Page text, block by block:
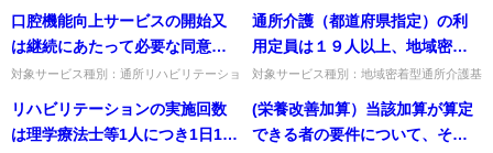
おそれのある者」が挙げられて
いるが、具体例としてはどのよ
うな者が対象となるか。
（通所サービス）」質問口腔機能向上加算
を算定できる利用者として、...
び介護予防小規模多機能型居宅
介護について、計画作成担当者
や介護支援専門員が必要な研修
を修了していない場合や介護支
援専門員を配置していない場合
の減算（所定単位数の100分の
数の100分の70）関係」質問認知症対応型
共同生活介護、介護予防...
口腔機能向上サービスの開始又
は継続にあたって必要な同意に
は、利用者又はその家族の自署
又は押印は必ずしも必要ではな
いと考えるが如何。
対象サービス種別：通所リハビリテーショ
（通所サービス）」質問口腔機能向上サー
ビスの開始又は継続にあたっ...
通所介護（都道府県指定）の利
用定員は１９人以上、地域密着
型通所介護（市町村指定）の利
用定員は１８人以下とされてい
るが、例えば、障害福祉制度の
生活介護の指定を受けた事業所
対象サービス種別：地域密着型通所介護基
定について」質問通所介護（都道府県指
定）の利用定員は１９人以上...
リハビリテーションの実施回数
は理学療法士等1人につき1日18
(栄養改善加算）当該加算が算定
できる者の要件について、その